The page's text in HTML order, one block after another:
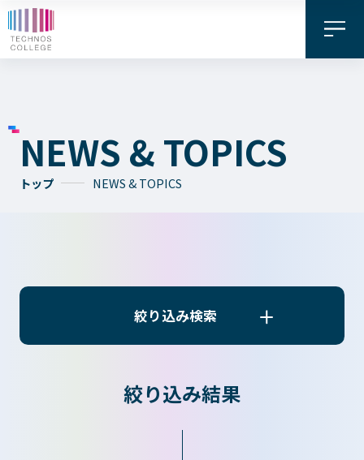
パンフレット
NEWS & TOPICS
トップ NEWS & TOPICS
絞り込み検索
絞り込み結果